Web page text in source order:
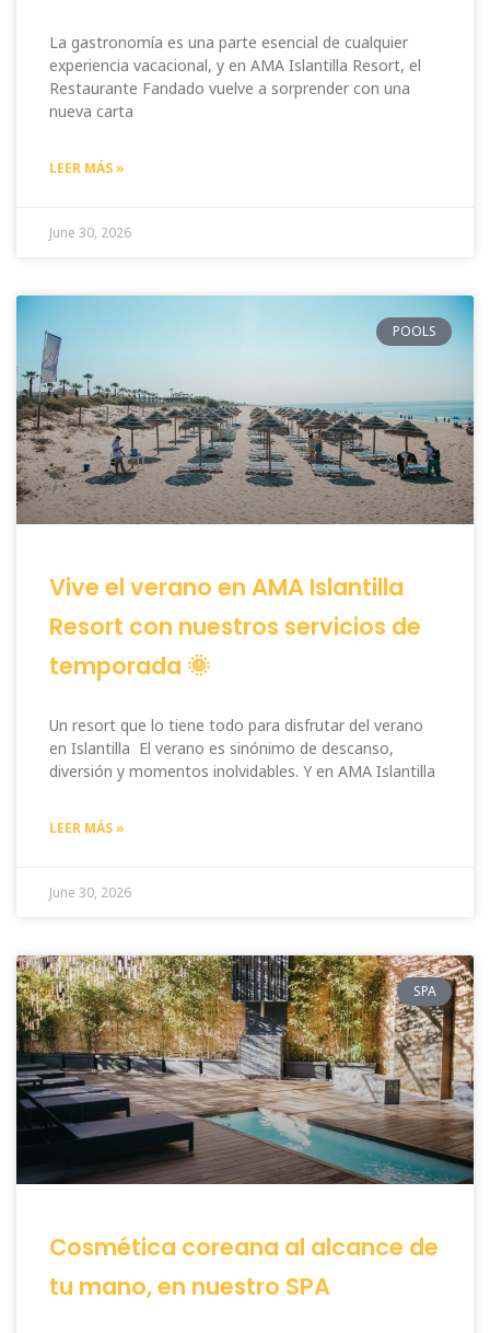
La gastronomía es una parte esencial de cualquier
experiencia vacacional, y en AMA Islantilla Resort, el
Restaurante Fandado vuelve a sorprender con una
nueva carta
LEER MÁS »
June 30, 2026
POOLS
Vive el verano en AMA Islantilla
Resort con nuestros servicios de
temporada 🌞
Un resort que lo tiene todo para disfrutar del verano
en Islantilla El verano es sinónimo de descanso,
diversión y momentos inolvidables. Y en AMA Islantilla
LEER MÁS »
June 30, 2026
SPA
Cosmética coreana al alcance de
tu mano, en nuestro SPA